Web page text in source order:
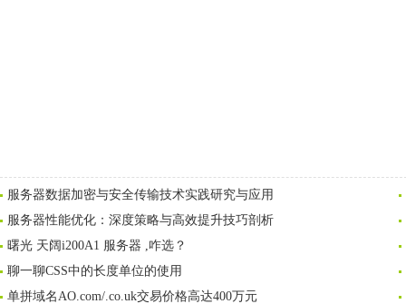
服务器数据加密与安全传输技术实践研究与应用
服务器性能优化：深度策略与高效提升技巧剖析
曙光 天阔i200A1 服务器 ,咋选？
聊一聊CSS中的长度单位的使用
单拼域名AO.com/.co.uk交易价格高达400万元